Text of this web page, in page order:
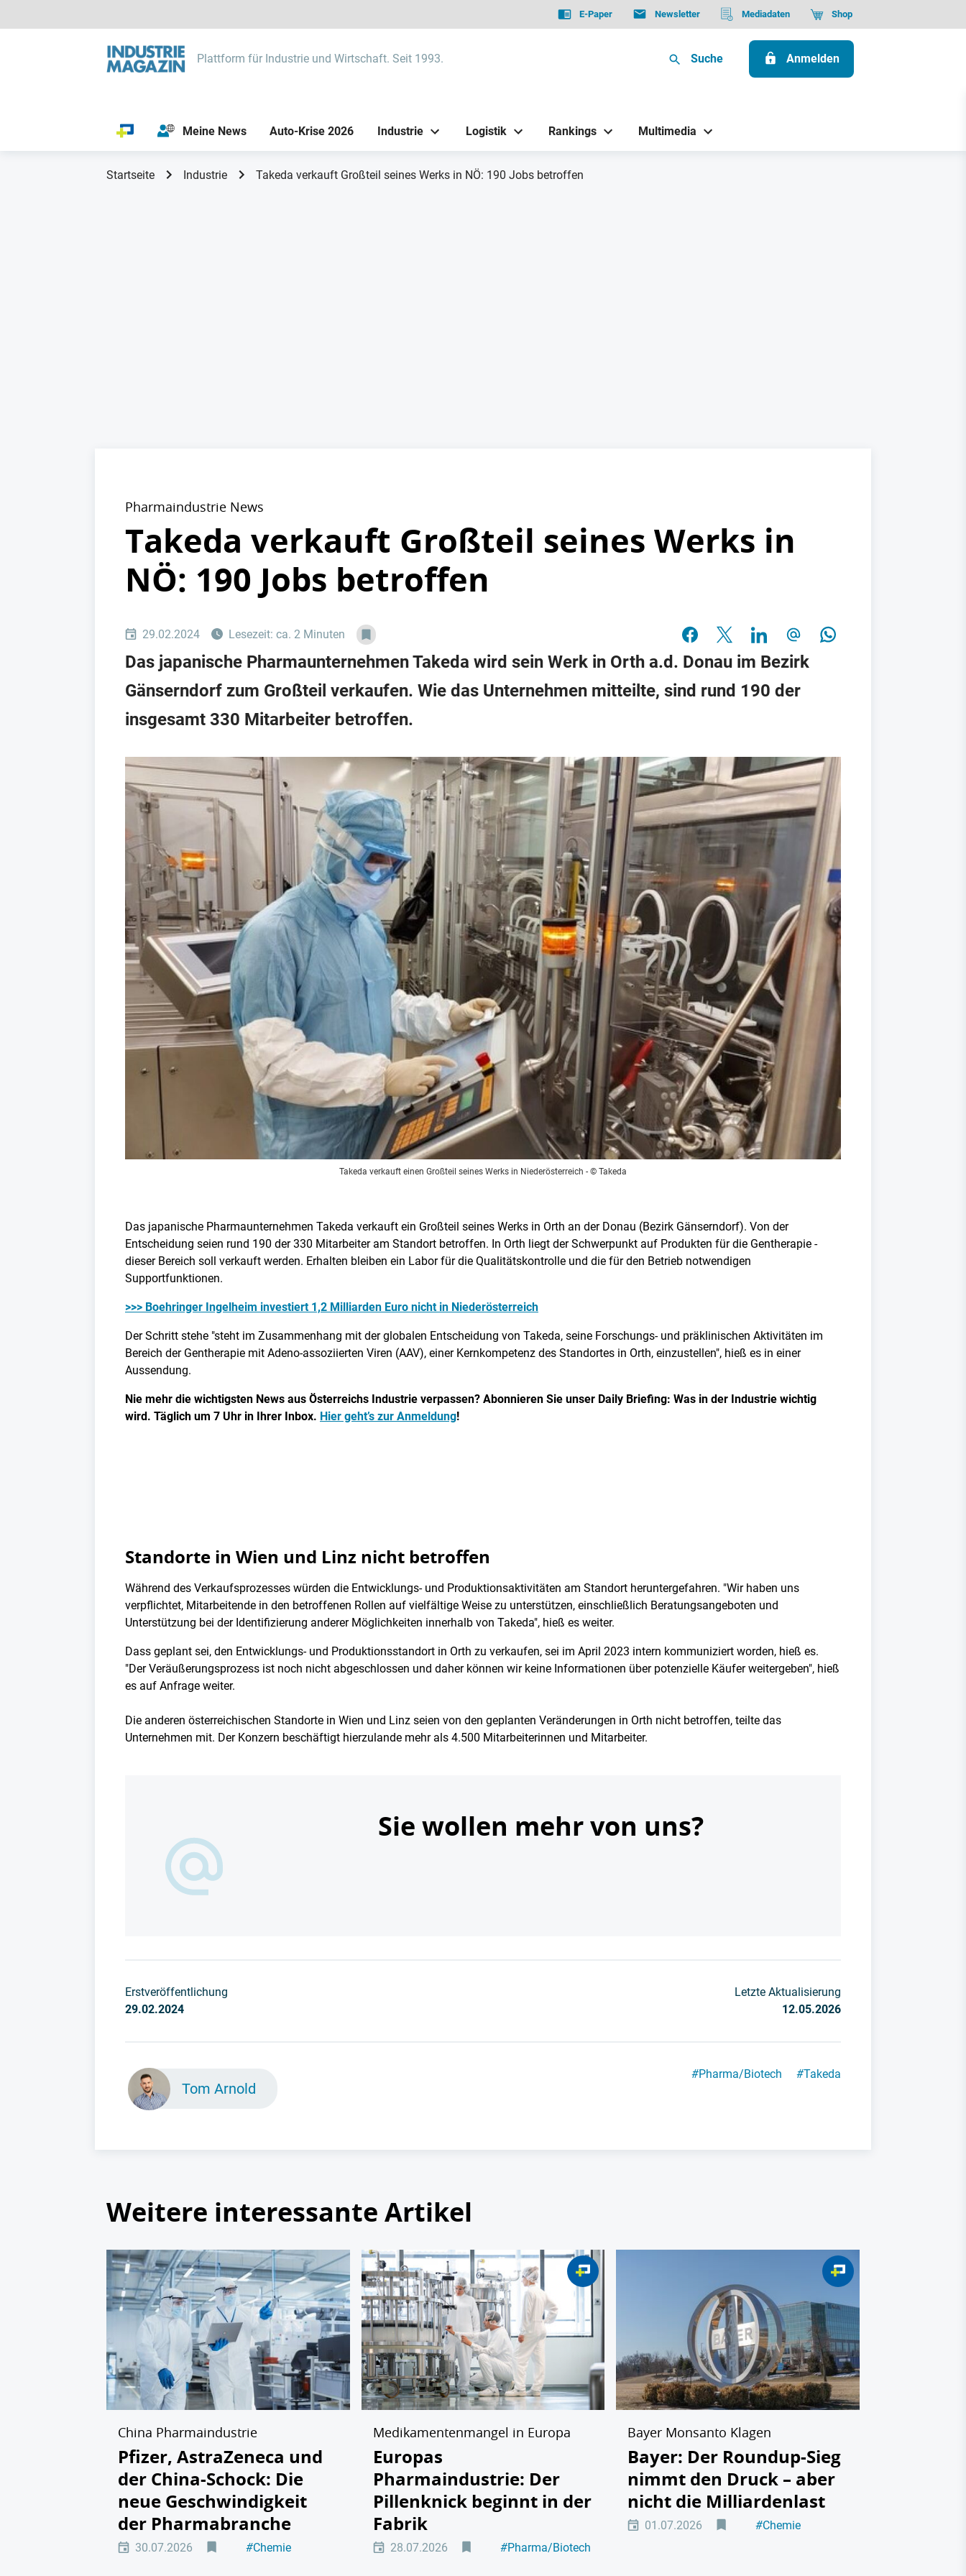
E-Paper Newsletter Mediadaten Shop
Plattform für Industrie und Wirtschaft. Seit 1993. Suche Anmelden
Meine News Auto-Krise 2026 Industrie Logistik Rankings Multimedia
Startseite Industrie Takeda verkauft Großteil seines Werks in NÖ: 190 Jobs betroffen
Pharmaindustrie News
Takeda verkauft Großteil seines Werks in
NÖ: 190 Jobs betroffen
29.02.2024 Lesezeit: ca. 2 Minuten
Das japanische Pharmaunternehmen Takeda wird sein Werk in Orth a.d. Donau im Bezirk
Gänserndorf zum Großteil verkaufen. Wie das Unternehmen mitteilte, sind rund 190 der
insgesamt 330 Mitarbeiter betroffen.
Takeda verkauft einen Großteil seines Werks in Niederösterreich - © Takeda
Das japanische Pharmaunternehmen Takeda verkauft ein Großteil seines Werks in Orth an der Donau (Bezirk Gänserndorf). Von der
Entscheidung seien rund 190 der 330 Mitarbeiter am Standort betroffen. In Orth liegt der Schwerpunkt auf Produkten für die Gentherapie -
dieser Bereich soll verkauft werden. Erhalten bleiben ein Labor für die Qualitätskontrolle und die für den Betrieb notwendigen
Supportfunktionen.
>>> Boehringer Ingelheim investiert 1,2 Milliarden Euro nicht in Niederösterreich
Der Schritt stehe "steht im Zusammenhang mit der globalen Entscheidung von Takeda, seine Forschungs- und präklinischen Aktivitäten im
Bereich der Gentherapie mit Adeno-assoziierten Viren (AAV), einer Kernkompetenz des Standortes in Orth, einzustellen", hieß es in einer
Aussendung.
Nie mehr die wichtigsten News aus Österreichs Industrie verpassen? Abonnieren Sie unser Daily Briefing: Was in der Industrie wichtig
wird. Täglich um 7 Uhr in Ihrer Inbox. Hier geht’s zur Anmeldung!
Standorte in Wien und Linz nicht betroffen
Während des Verkaufsprozesses würden die Entwicklungs- und Produktionsaktivitäten am Standort heruntergefahren. "Wir haben uns
verpflichtet, Mitarbeitende in den betroffenen Rollen auf vielfältige Weise zu unterstützen, einschließlich Beratungsangeboten und
Unterstützung bei der Identifizierung anderer Möglichkeiten innerhalb von Takeda", hieß es weiter.
Dass geplant sei, den Entwicklungs- und Produktionsstandort in Orth zu verkaufen, sei im April 2023 intern kommuniziert worden, hieß es.
"Der Veräußerungsprozess ist noch nicht abgeschlossen und daher können wir keine Informationen über potenzielle Käufer weitergeben", hieß
es auf Anfrage weiter.
Die anderen österreichischen Standorte in Wien und Linz seien von den geplanten Veränderungen in Orth nicht betroffen, teilte das
Unternehmen mit. Der Konzern beschäftigt hierzulande mehr als 4.500 Mitarbeiterinnen und Mitarbeiter.
Sie wollen mehr von uns?
Erstveröffentlichung
29.02.2024
Letzte Aktualisierung
12.05.2026
Tom Arnold
#Pharma/Biotech #Takeda
Weitere interessante Artikel
China Pharmaindustrie
Pfizer, AstraZeneca und
der China-Schock: Die
neue Geschwindigkeit
der Pharmabranche
30.07.2026 #Chemie
Medikamentenmangel in Europa
Europas
Pharmaindustrie: Der
Pillenknick beginnt in der
Fabrik
28.07.2026 #Pharma/Biotech
Bayer Monsanto Klagen
Bayer: Der Roundup-Sieg
nimmt den Druck – aber
nicht die Milliardenlast
01.07.2026 #Chemie